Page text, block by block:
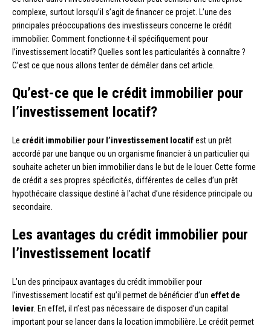
complexe, surtout lorsqu’il s’agit de financer ce projet. L’une des
principales préoccupations des investisseurs concerne le crédit
immobilier. Comment fonctionne-t-il spécifiquement pour
l’investissement locatif? Quelles sont les particularités à connaître ?
C’est ce que nous allons tenter de démêler dans cet article.
Qu’est-ce que le crédit immobilier pour
l’investissement locatif?
Le crédit immobilier pour l’investissement locatifest un prêt
accordé par une banque ou un organisme financier à un particulier qui
souhaite acheter un bien immobilier dans le but de le louer. Cette forme
de crédit a ses propres spécificités, différentes de celles d’un prêt
hypothécaire classique destiné à l’achat d’une résidence principale ou
secondaire.
Les avantages du crédit immobilier pour
l’investissement locatif
L’un des principaux avantages du crédit immobilier pour
l’investissement locatif est qu’il permet de bénéficier d’un effet de
levier . En effet, il n’est pas nécessaire de disposer d’un capital
important pour se lancer dans la location immobilière. Le crédit permet